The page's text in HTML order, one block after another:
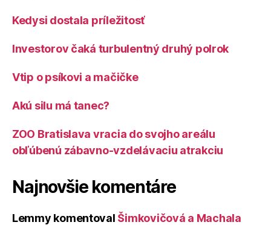
Kedysi dostala príležitosť
Investorov čaká turbulentný druhý polrok
Vtip o psíkovi a mačičke
Akú silu má tanec?
ZOO Bratislava vracia do svojho areálu
obľúbenú zábavno-vzdelávaciu atrakciu
Najnovšie komentáre
Lemmy komentoval Šimkovičová a Machala